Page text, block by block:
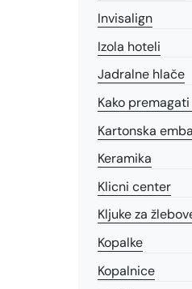
Invisalign
Izola hoteli
Jadralne hlače
Kako
Kartonska
Keramika
Klicni center
Kljuke za
Kopalke
Kopalnice